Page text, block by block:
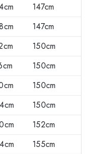
147cm
147cm
150cm
150cm
150cm
150cm
152cm
155cm